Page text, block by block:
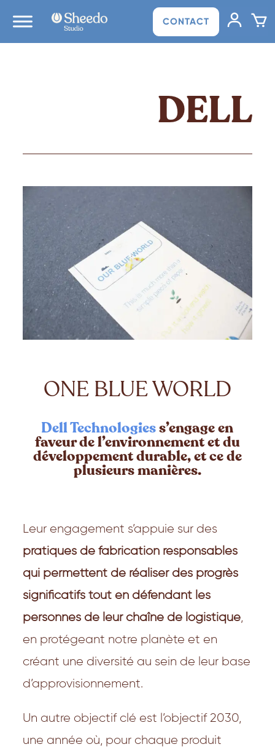
CONTACT
DELL
ONE BLUE WORLD
Dell Technologiess’engage en
faveur de l’environnement et du
développement durable, et ce de
plusieurs manières.
Leur engagement s’appuie sur des
pratiques de fabrication responsables
qui permettent de réaliser des progrès
significatifs tout en défendant les
personnes de leur chaîne de logistique,
en protégeant notre planète et en
créant une diversité au sein de leur base
d’approvisionnement.
Un autre objectif clé est l’objectif 2030,
une année où, pour chaque produit